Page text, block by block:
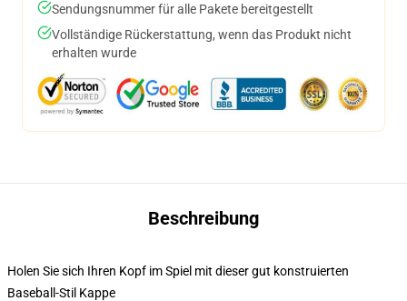
Sendungsnummer für alle Pakete bereitgestellt
Vollständige Rückerstattung, wenn das Produkt nicht
erhalten wurde
Beschreibung
Holen Sie sich Ihren Kopf im Spiel mit dieser gut konstruierten
Baseball-Stil Kappe